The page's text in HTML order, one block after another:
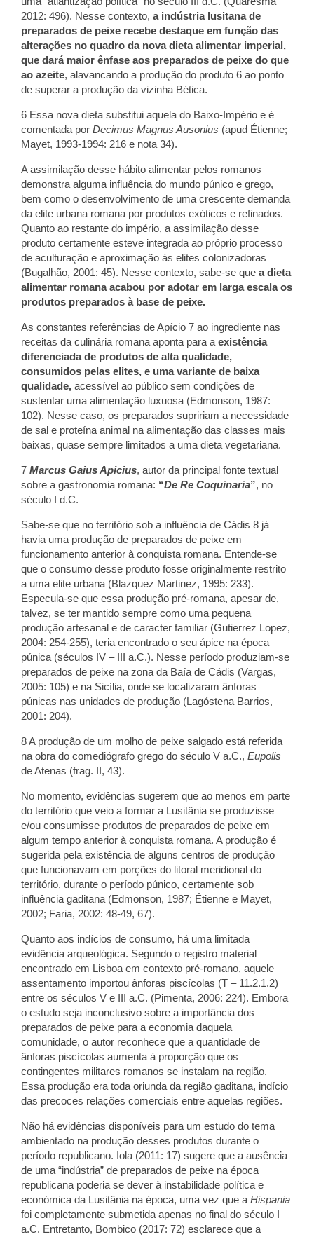
2012: 496). Nesse contexto, a indústria lusitana de
preparados de peixe recebe destaque em função das
alterações no quadro da nova dieta alimentar imperial,
que dará maior ênfase aos preparados de peixe do que
ao azeite, alavancando a produção do produto 6 ao ponto
de superar a produção da vizinha Bética.
6 Essa nova dieta substitui aquela do Baixo-Império e é
comentada por Decimus Magnus Ausonius (apud Étienne;
Mayet, 1993-1994: 216 e nota 34).
A assimilação desse hábito alimentar pelos romanos
demonstra alguma influência do mundo púnico e grego,
bem como o desenvolvimento de uma crescente demanda
da elite urbana romana por produtos exóticos e refinados.
Quanto ao restante do império, a assimilação desse
produto certamente esteve integrada ao próprio processo
de aculturação e aproximação às elites colonizadoras
(Bugalhão, 2001: 45). Nesse contexto, sabe-se que a dieta
alimentar romana acabou por adotar em larga escala os
produtos preparados à base de peixe.
As constantes referências de Apício 7 ao ingrediente nas
receitas da culinária romana aponta para aexistência
diferenciada de produtos de alta qualidade,
consumidos pelas elites, e uma variante de baixa
qualidade, acessível ao público sem condições de
sustentar uma alimentação luxuosa (Edmonson, 1987:
102). Nesse caso, os preparados supririam a necessidade
de sal e proteína animal na alimentação das classes mais
baixas, quase sempre limitados a uma dieta vegetariana.
7 Marcus Gaius Apicius, autor da principal fonte textual
sobre a gastronomia romana: “De Re Coquinaria”, no
século I d.C.
Sabe-se que no território sob a influência de Cádis 8 já
havia uma produção de preparados de peixe em
funcionamento anterior à conquista romana. Entende-se
que o consumo desse produto fosse originalmente restrito
a uma elite urbana (Blazquez Martinez, 1995: 233).
Especula-se que essa produção pré-romana, apesar de,
talvez, se ter mantido sempre como uma pequena
produção artesanal e de caracter familiar (Gutierrez Lopez,
2004: 254-255), teria encontrado o seu ápice na época
púnica (séculos IV – III a.C.). Nesse período produziam-se
preparados de peixe na zona da Baía de Cádis (Vargas,
2005: 105) e na Sicília, onde se localizaram ânforas
púnicas nas unidades de produção (Lagóstena Barrios,
2001: 204).
8 A produção de um molho de peixe salgado está referida
na obra do comediógrafo grego do século V a.C., Eupolis
de Atenas (frag. II, 43).
No momento, evidências sugerem que ao menos em parte
do território que veio a formar a Lusitânia se produzisse
e/ou consumisse produtos de preparados de peixe em
algum tempo anterior à conquista romana. A produção é
sugerida pela existência de alguns centros de produção
que funcionavam em porções do litoral meridional do
território, durante o período púnico, certamente sob
influência gaditana (Edmonson, 1987; Étienne e Mayet,
2002; Faria, 2002: 48-49, 67).
Quanto aos indícios de consumo, há uma limitada
evidência arqueológica. Segundo o registro material
encontrado em Lisboa em contexto pré-romano, aquele
assentamento importou ânforas piscícolas (T – 11.2.1.2)
entre os séculos V e III a.C. (Pimenta, 2006: 224). Embora
o estudo seja inconclusivo sobre a importância dos
preparados de peixe para a economia daquela
comunidade, o autor reconhece que a quantidade de
ânforas piscícolas aumenta à proporção que os
contingentes militares romanos se instalam na região.
Essa produção era toda oriunda da região gaditana, indício
das precoces relações comerciais entre aquelas regiões.
Não há evidências disponíveis para um estudo do tema
ambientado na produção desses produtos durante o
período republicano. Iola (2011: 17) sugere que a ausência
de uma “indústria” de preparados de peixe na época
republicana poderia se dever à instabilidade política e
económica da Lusitânia na época, uma vez que aHispania
foi completamente submetida apenas no final do século I
a.C. Entretanto, Bombico (2017: 72) esclarece que a